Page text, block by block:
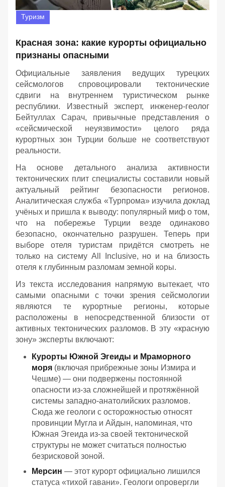
Туризм
Красная зона: какие курорты официально
признаны опасными
Официальные заявления ведущих турецких
сейсмологов спровоцировали тектонические
сдвиги на внутреннем туристическом рынке
республики. Известный эксперт, инженер-геолог
Бейтуллах Сарач, привычные представления о
«сейсмической неуязвимости» целого ряда
курортных зон Турции больше не соответствуют
реальности.
На основе детального анализа активности
тектонических плит специалисты составили новый
актуальный рейтинг безопасности регионов.
Аналитическая служба «Турпрома» изучила доклад
учёных и пришла к выводу: популярный миф о том,
что на побережье Турции везде одинаково
безопасно, окончательно разрушен. Теперь при
выборе отеля туристам придётся смотреть не
только на систему All Inclusive, но и на близость
отеля к глубинным разломам земной коры.
Из текста исследования напрямую вытекает, что
самыми опасными с точки зрения сейсмологии
являются те курортные регионы, которые
расположены в непосредственной близости от
активных тектонических разломов. В эту «красную
зону» эксперты включают:
Курорты Южной Эгеиды и Мраморного
моря (включая прибрежные зоны Измира и
Чешме) — они подвержены постоянной
опасности из-за сложнейшей и протяжённой
системы западно-анатолийских разломов.
Сюда же геологи с осторожностью относят
провинции Мугла и Айдын, напоминая, что
Южная Эгеида из-за своей тектонической
структуры не может считаться полностью
безрисковой зоной.
Мерсин — этот курорт официально лишился
статуса «тихой гавани». Геологи опровергли